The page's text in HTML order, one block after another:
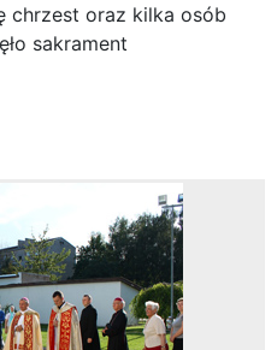
chrzest oraz kilka osób
sakrament